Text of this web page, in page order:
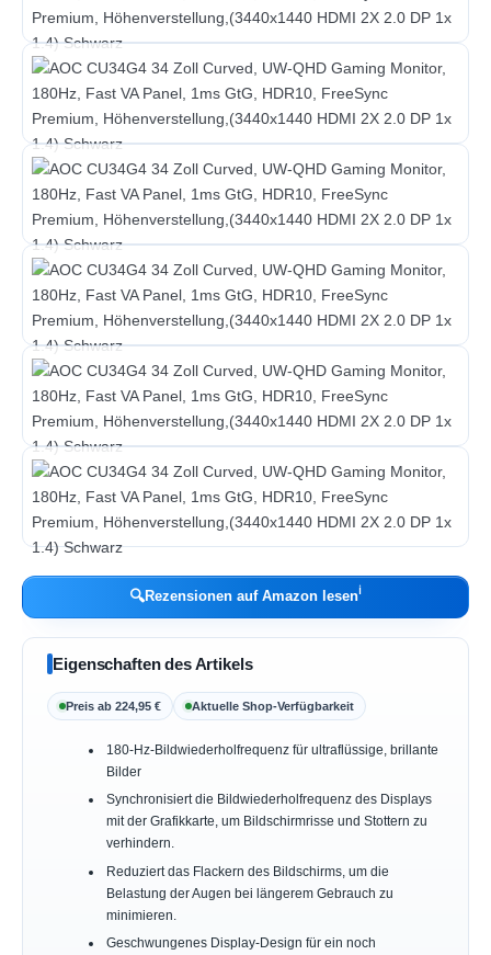
🔍Rezensionen auf Amazon lesenℹ︎
Eigenschaften des Artikels
Preis ab 224,95 € Aktuelle Shop-Verfügbarkeit
180-Hz-Bildwiederholfrequenz für ultraflüssige, brillante
Bilder
Synchronisiert die Bildwiederholfrequenz des Displays
mit der Grafikkarte, um Bildschirmrisse und Stottern zu
verhindern.
Reduziert das Flackern des Bildschirms, um die
Belastung der Augen bei längerem Gebrauch zu
minimieren.
Geschwungenes Display-Design für ein noch